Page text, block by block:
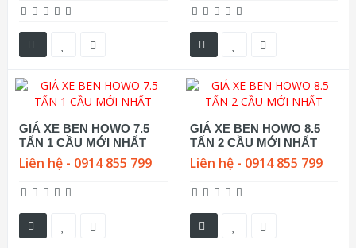
GIÁ XE BEN HOWO 7.5
TẤN 1 CẦU MỚI NHẤT
Liên hệ - 0914 855 799
GIÁ XE BEN HOWO 8.5
TẤN 2 CẦU MỚI NHẤT
Liên hệ - 0914 855 799